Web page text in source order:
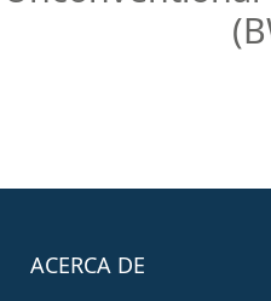
ACERCA DE